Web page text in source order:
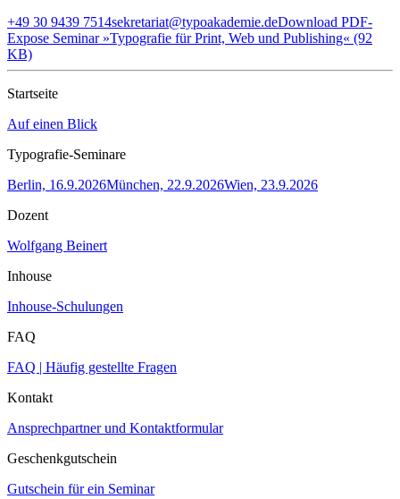
+49 30 9439 7514sekretariat@typoakademie.deDownload PDF-
Expose Seminar »Typografie für Print, Web und Publishing« (92
KB)
Startseite
Auf einen Blick
Typografie-Seminare
Berlin, 16.9.2026München, 22.9.2026Wien, 23.9.2026
Dozent
Wolfgang Beinert
Inhouse
Inhouse-Schulungen
FAQ
FAQ | Häufig gestellte Fragen
Kontakt
Ansprechpartner und Kontaktformular
Geschenkgutschein
Gutschein für ein Seminar